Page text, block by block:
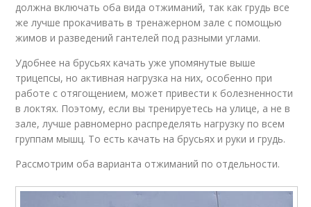
должна включать оба вида отжиманий, так как грудь все
же лучше прокачивать в тренажерном зале с помощью
жимов и разведений гантелей под разными углами.
Удобнее на брусьях качать уже упомянутые выше
трицепсы, но активная нагрузка на них, особенно при
работе с отягощением, может привести к болезненности
в локтях. Поэтому, если вы тренируетесь на улице, а не в
зале, лучше равномерно распределять нагрузку по всем
группам мышц. То есть качать на брусьях и руки и грудь.
Рассмотрим оба варианта отжиманий по отдельности.